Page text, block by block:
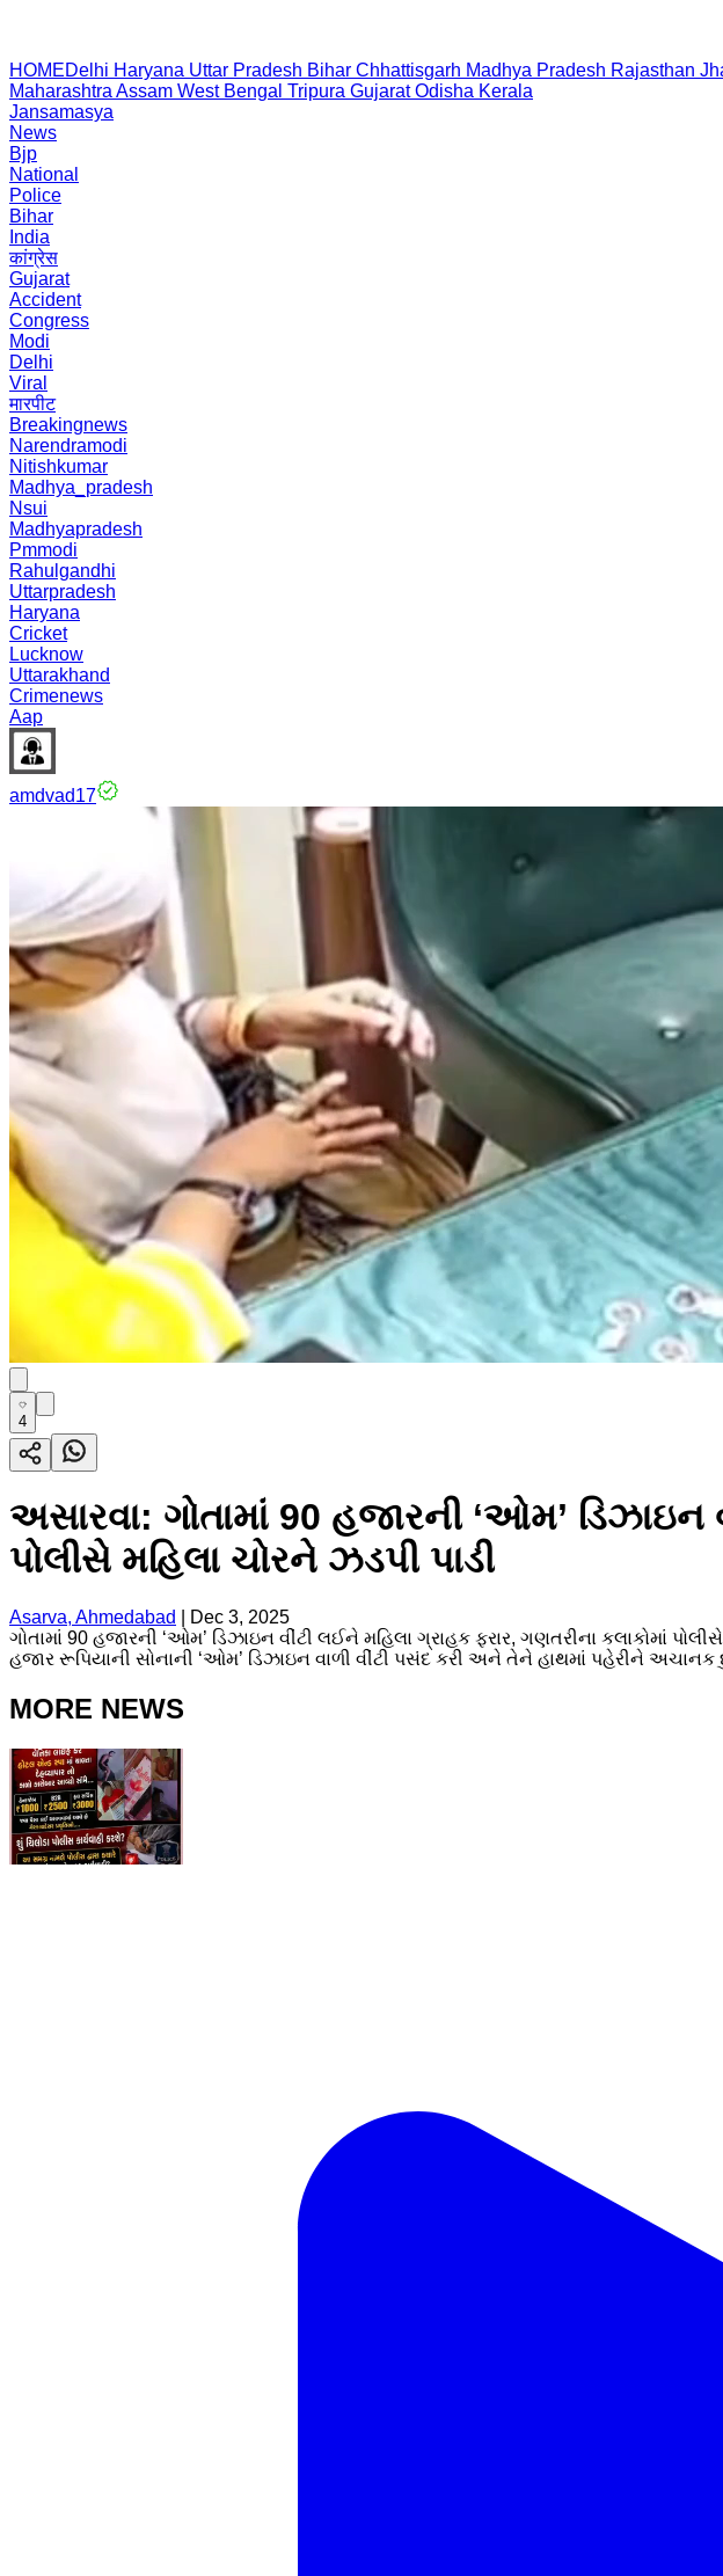
HOMEDelhi Haryana Uttar Pradesh Bihar Chhattisgarh Madhya Pradesh Rajasthan
Maharashtra Assam West Bengal Tripura Gujarat Odisha Kerala
Jansamasya
News
Bjp
National
Police
Bihar
India
कांग्रेस
Gujarat
Accident
Congress
Modi
Delhi
Viral
मारपीट
Breakingnews
Narendramodi
Nitishkumar
Madhya_pradesh
Nsui
Madhyapradesh
Pmmodi
Rahulgandhi
Uttarpradesh
Haryana
Cricket
Lucknow
Uttarakhand
Crimenews
Aap
amdvad17
4
અસારવા: ગોતામાં 90 હજારની ‘ઓમ’ ડિઝાઇન
પોલીસે મહિલા ચોરને ઝડપી પાડી
Asarva, Ahmedabad
Dec 3, 2025
ગોતામાં 90 હજારની ‘ઓમ’ ડિઝાઇન વીંટી લઈને મહિલા ગ્રાહક ફરાર, ગણતરીના કલાકોમાં
હજાર રૂપિયાની સોનાની ‘ઓમ’ ડિઝાઇન વાળી વીંટી પસંદ કરી અને તેને હાથમાં પહેરીને
MORE NEWS